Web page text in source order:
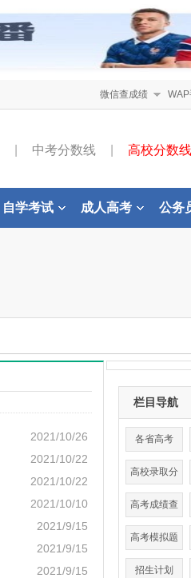
微信查成绩
中考分数线 高校分数线
自学考试 成人高考 公务
2021/10/26
2021/10/22
2021/10/22
2021/10/10
2021/9/15
2021/9/15
2021/9/15
栏目导航
各省高考
高校录取分
数线
高考成绩查
询
高考模拟题
招生计划